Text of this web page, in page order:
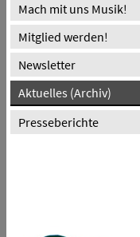
Mach mit uns Musik!
Mitglied werden!
Newsletter
Aktuelles (Archiv)
Presseberichte